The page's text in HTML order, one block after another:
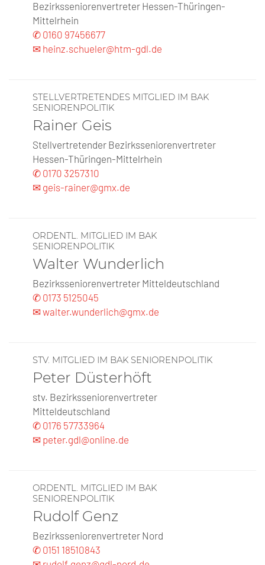
Bezirksseniorenvertreter Hessen-Thüringen-
Mittelrhein
✆ 0160 97456677
✉ heinz.schueler@htm-gdl.de
STELLVERTRETENDES MITGLIED IM BAK
SENIORENPOLITIK
Rainer Geis
Stellvertretender Bezirksseniorenvertreter
Hessen-Thüringen-Mittelrhein
✆ 0170 3257310
✉ geis-rainer@gmx.de
ORDENTL. MITGLIED IM BAK
SENIORENPOLITIK
Walter Wunderlich
Bezirksseniorenvertreter Mitteldeutschland
✆ 0173 5125045
✉ walter.wunderlich@gmx.de
STV. MITGLIED IM BAK SENIORENPOLITIK
Peter Düsterhöft
stv. Bezirksseniorenvertreter
Mitteldeutschland
✆ 0176 57733964
✉ peter.gdl@online.de
ORDENTL. MITGLIED IM BAK
SENIORENPOLITIK
Rudolf Genz
Bezirksseniorenvertreter Nord
✆ 0151 18510843